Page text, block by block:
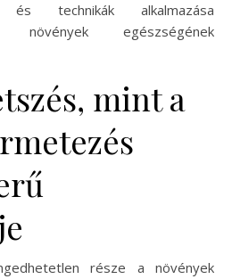
és technikák alkalmazása
egészségének
mint a
része a növények